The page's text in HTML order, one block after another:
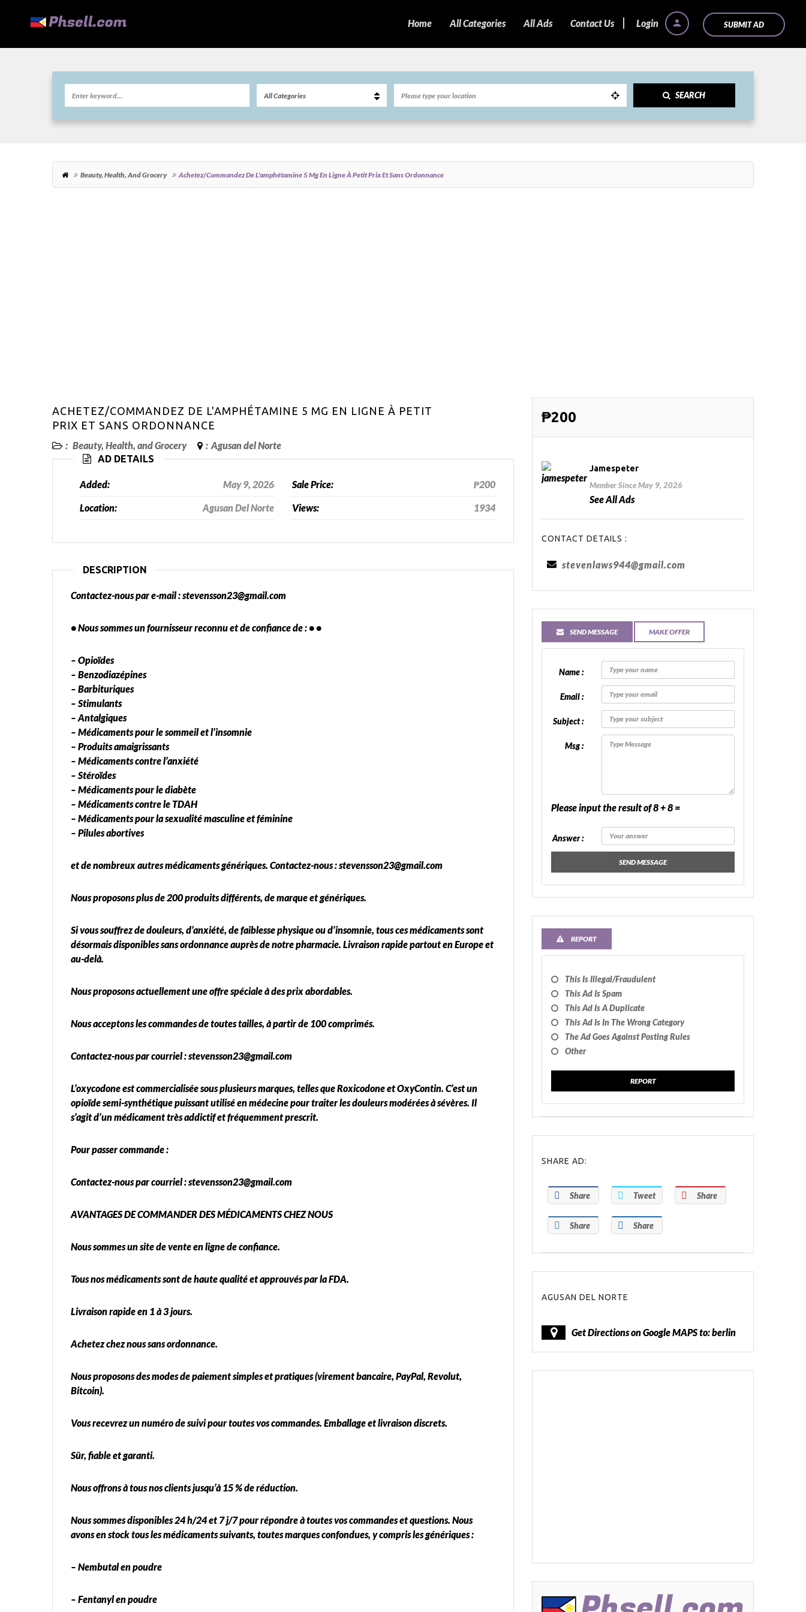
Login SUBMIT AD
Home All Categories All Ads Contact Us
SEARCH
Beauty, Health, And Grocery Achetez/commandez De L'amphétamine 5 Mg En Ligne À Petit Prix Et Sans Ordonnance
ACHETEZ/COMMANDEZ DE L'AMPHÉTAMINE 5 MG EN LIGNE À PETIT
PRIX ET SANS ORDONNANCE
: Beauty, Health, and Grocery : Agusan del Norte
AD DETAILS
Added: May 9, 2026 Sale Price: ₱200
Location: Agusan Del Norte Views: 1934
DESCRIPTION
Contactez-nous par e-mail : stevensson23@gmail.com
• Nous sommes un fournisseur reconnu et de confiance de : • •
– Opioïdes
– Benzodiazépines
– Barbituriques
– Stimulants
– Antalgiques
– Médicaments pour le sommeil et l’insomnie
– Produits amaigrissants
– Médicaments contre l’anxiété
– Stéroïdes
– Médicaments pour le diabète
– Médicaments contre le TDAH
– Médicaments pour la sexualité masculine et féminine
– Pilules abortives
et de nombreux autres médicaments génériques. Contactez-nous : stevensson23@gmail.com
Nous proposons plus de 200 produits différents, de marque et génériques.
Si vous souffrez de douleurs, d’anxiété, de faiblesse physique ou d’insomnie, tous ces médicaments sont
désormais disponibles sans ordonnance auprès de notre pharmacie. Livraison rapide partout en Europe et
au-delà.
Nous proposons actuellement une offre spéciale à des prix abordables.
Nous acceptons les commandes de toutes tailles, à partir de 100 comprimés.
Contactez-nous par courriel : stevensson23@gmail.com
L’oxycodone est commercialisée sous plusieurs marques, telles que Roxicodone et OxyContin. C’est un
opioïde semi-synthétique puissant utilisé en médecine pour traiter les douleurs modérées à sévères. Il
s’agit d’un médicament très addictif et fréquemment prescrit.
Pour passer commande :
Contactez-nous par courriel : stevensson23@gmail.com
AVANTAGES DE COMMANDER DES MÉDICAMENTS CHEZ NOUS
Nous sommes un site de vente en ligne de confiance.
Tous nos médicaments sont de haute qualité et approuvés par la FDA.
Livraison rapide en 1 à 3 jours.
Achetez chez nous sans ordonnance.
Nous proposons des modes de paiement simples et pratiques (virement bancaire, PayPal, Revolut,
Bitcoin).
Vous recevrez un numéro de suivi pour toutes vos commandes. Emballage et livraison discrets.
Sûr, fiable et garanti.
Nous offrons à tous nos clients jusqu’à 15 % de réduction.
Nous sommes disponibles 24 h/24 et 7 j/7 pour répondre à toutes vos commandes et questions. Nous
avons en stock tous les médicaments suivants, toutes marques confondues, y compris les génériques :
– Nembutal en poudre
– Fentanyl en poudre
₱200
Jamespeter
Member Since May 9, 2026
See All Ads
CONTACT DETAILS :
stevenlaws944@gmail.com
SEND MESSAGE MAKE OFFER
Name :
Email :
Subject :
Msg :
Please input the result of 8 + 8 =
Answer :
SEND MESSAGE
REPORT
This Is Illegal/fraudulent
This Ad Is Spam
This Ad Is A Duplicate
This Ad Is In The Wrong Category
The Ad Goes Against Posting Rules
Other
REPORT
SHARE AD:
Share Tweet Share
Share Share
AGUSAN DEL NORTE
Get Directions on Google MAPS to: berlin